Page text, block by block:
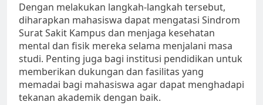
Dengan melakukan langkah-langkah tersebut,
diharapkan mahasiswa dapat mengatasi Sindrom
Surat Sakit Kampus dan menjaga kesehatan
mental dan fisik mereka selama menjalani masa
studi. Penting juga bagi institusi pendidikan untuk
memberikan dukungan dan fasilitas yang
memadai bagi mahasiswa agar dapat menghadapi
tekanan akademik dengan baik.